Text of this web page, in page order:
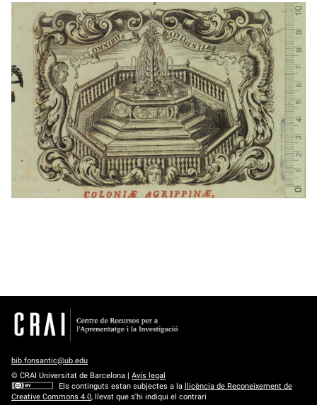
bib.fonsantic@ub.edu
© CRAI Universitat de Barcelona | Avís legal
Els continguts estan subjectes a la llicència de Reconeixement de
Creative Commons 4.0, llevat que s'hi indiqui el contrari